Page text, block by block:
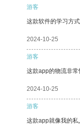
游客
这款软件的学习方
2024-10-25
游客
这款app的物流非常
2024-10-25
游客
这款app就像我的私